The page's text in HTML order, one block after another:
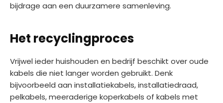
bijdrage aan een duurzamere samenleving.
Het recyclingproces
Vrijwel ieder huishouden en bedrijf beschikt over oude
kabels die niet langer worden gebruikt. Denk
bijvoorbeeld aan installatiekabels, installatiedraad,
pelkabels, meeraderige koperkabels of kabels met